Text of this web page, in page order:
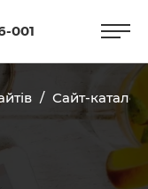
001
/ Сайт-каталог